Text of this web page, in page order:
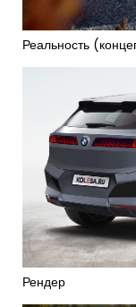
Реальность
Рендер